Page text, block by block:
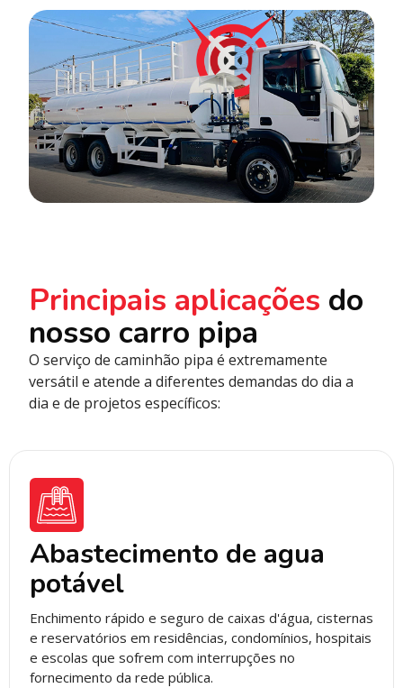
Principais aplicações do
nosso carro pipa
O serviço de caminhão pipa é extremamente
versátil e atende a diferentes demandas do dia a
dia e de projetos específicos:
Abastecimento de agua
potável
Enchimento rápido e seguro de caixas d'água, cisternas
e reservatórios em residências, condomínios, hospitais
e escolas que sofrem com interrupções no
fornecimento da rede pública.